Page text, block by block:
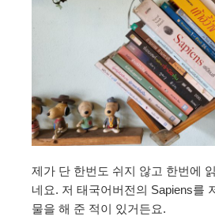
제가 단 한번도 쉬지 않고 한번에
네요. 저 태국어버전의 Sapiens를
물을 해 준 적이 있거든요.